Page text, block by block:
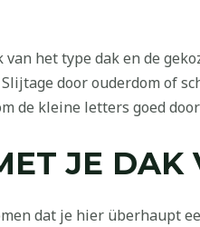
het type dak en de
door ouderdom of
de kleine letters goed
JE DAK
dat je hier überhaupt